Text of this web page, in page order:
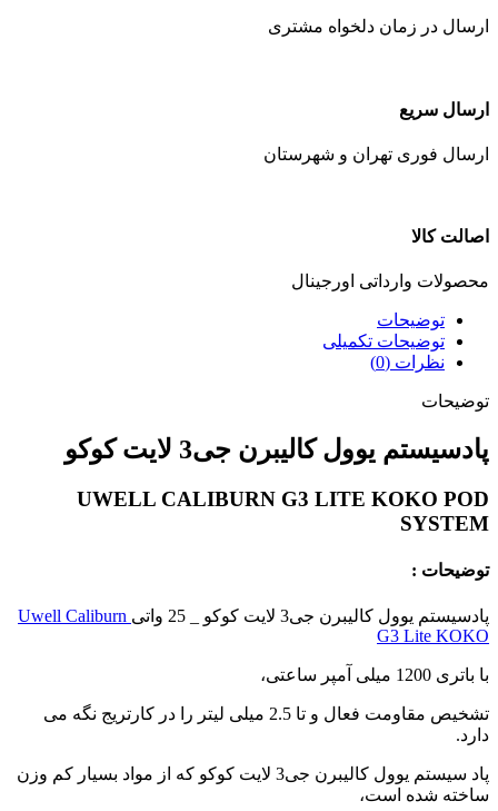
ارسال در زمان دلخواه مشتری
ارسال سریع
ارسال فوری تهران و شهرستان
اصالت کالا
محصولات وارداتی اورجینال
توضیحات
توضیحات تکمیلی
نظرات (0)
توضیحات
پادسیستم یوول کالیبرن جی3 لایت کوکو
UWELL CALIBURN G3 LITE KOKO POD
SYSTEM
توضیحات :
پادسیستم یوول کالیبرن جی3 لایت کوکو _ 25 واتی
Uwell Caliburn
G3 Lite KOKO
با باتری 1200 میلی آمپر ساعتی،
تشخیص مقاومت فعال و تا 2.5 میلی لیتر را در کارتریج نگه می
دارد.
پاد سیستم یوول کالیبرن جی3 لایت کوکو که از مواد بسیار کم وزن
ساخته شده است،